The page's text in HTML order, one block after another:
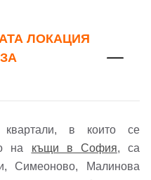
ЛОКАЦИЯ
квартали, в които се
на къщи в София, са
Симеоново, Малинова